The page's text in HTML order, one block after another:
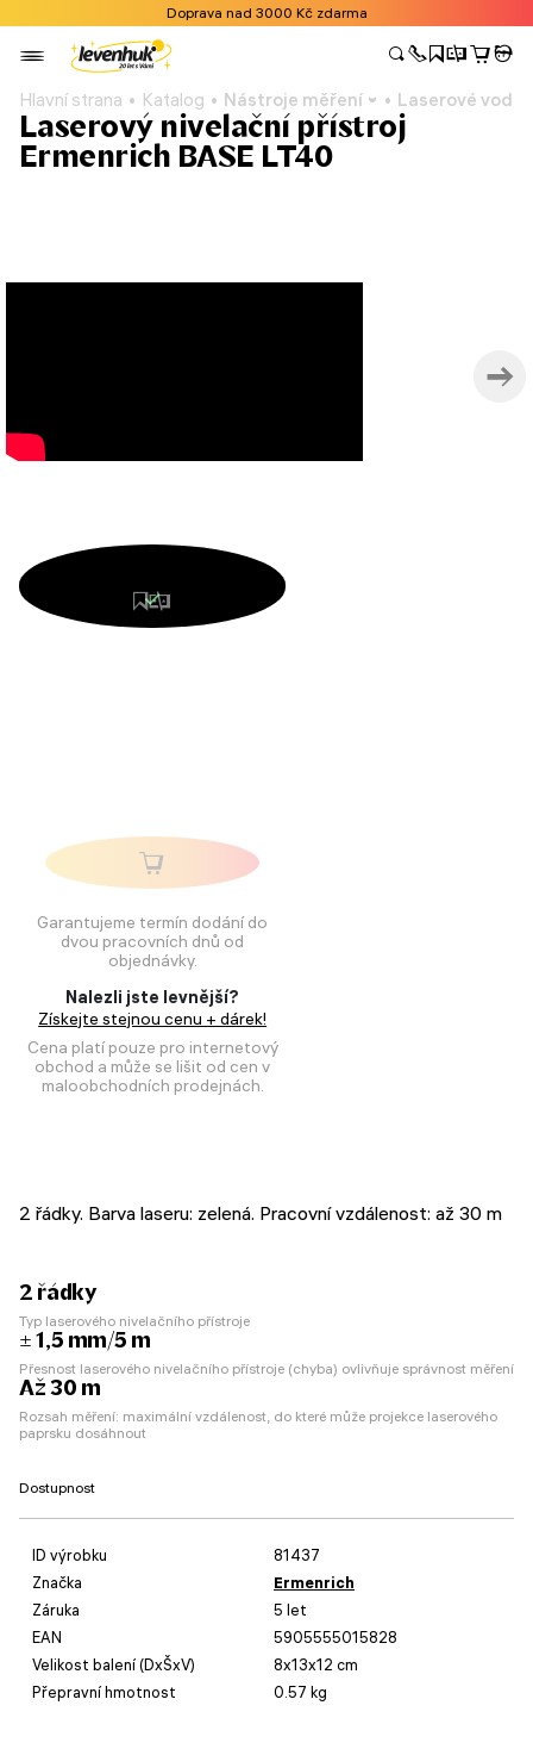
Doprava nad 3000 Kč zdarma
Hlavní strana Katalog Nástroje měření Laserové
Laserový nivelační přístroj
Ermenrich BASE LT40
Garantujeme termín dodání do
dvou pracovních dnů od
objednávky.
Nalezli jste levnější?
Získejte stejnou cenu + dárek!
Cena platí pouze pro internetový
obchod a může se lišit od cen v
maloobchodních prodejnách.
2 řádky. Barva laseru: zelená. Pracovní vzdálenost: až 30 m
2 řádky
Typ laserového nivelačního přístroje
± 1,5 mm/5 m
Přesnost laserového nivelačního přístroje (chyba) ovlivňuje správnost měření
Až 30 m
Rozsah měření: maximální vzdálenost, do které může projekce laserového
paprsku dosáhnout
Dostupnost
ID výrobku
81437
Značka
Ermenrich
Záruka
5 let
EAN
5905555015828
Velikost balení (DxŠxV)
8x13x12 cm
Přepravní hmotnost
0.57 kg